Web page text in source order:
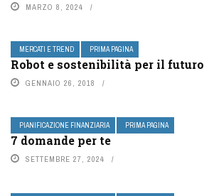
MARZO 8, 2024
MERCATI E TREND PRIMA PAGINA
Robot e sostenibilità per il futuro
GENNAIO 26, 2018
PIANIFICAZIONE FINANZIARIA PRIMA PAGINA
7 domande per te
SETTEMBRE 27, 2024